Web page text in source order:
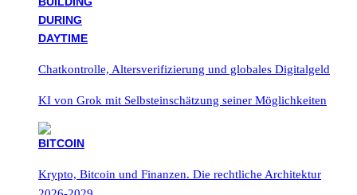
Chatkontrolle, Altersverifizierung und globales Digitalgeld
KI von Grok mit Selbsteinschätzung seiner Möglichkeiten
Krypto, Bitcoin und Finanzen. Die rechtliche Architektur